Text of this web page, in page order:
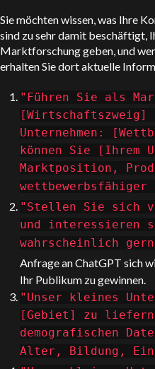
Sie möchten wissen, was Ihre
sind zu sehr damit beschäftigt,
Marktforschung geben, und
erhalten Sie dort aktuelle
"Führen Sie als
[Wirtschaftszweig]
Unternehmen:
können Sie [Ihrem
Marktposition,
wettbewerbsfähiger
"Stellen Sie sich
und interessieren
wahrscheinlich
Anfrage anChatGPT sich
Ihr Publikum zu gewinnen.
"Unser kleines
[Gebiet] zu
demografischen
Alter, Bildung,